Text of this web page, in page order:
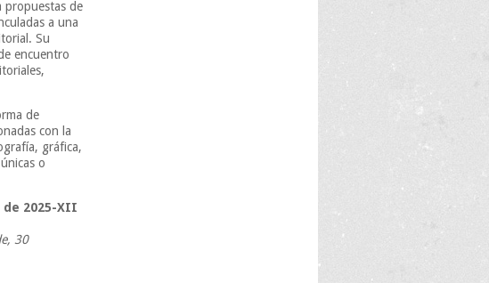
propuestas de
a una
Su
encuentro
de
con la
gráfica,
o
de 2025-XII
30